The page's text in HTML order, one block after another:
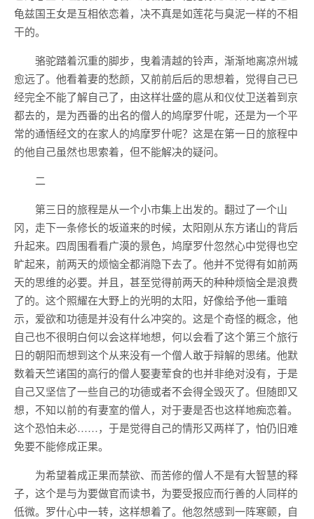
龟兹国王女是互相依恋着，决不真是如莲花与臭泥一样的不相
干的。
骆驼踏着沉重的脚步，曳着清越的铃声，渐渐地离凉州城
愈远了。他看着妻的愁颜，又前前后后的思想着，觉得自己已
经完全不能了解自己了，由这样壮盛的扈从和仪仗卫送着到京
都去的，是为西番的出名的僧人的鸠摩罗什呢，还是为一个平
常的通悟经文的在家人的鸠摩罗什呢？这是在第一日的旅程中
的他自己虽然也思索着，但不能解决的疑问。
二
第三日的旅程是从一个小市集上出发的。翻过了一个山
冈，走下一条修长的坂道来的时候，太阳刚从东方诸山的背后
升起来。四周围看看广漠的景色，鸠摩罗什忽然心中觉得也空
旷起来，前两天的烦恼全都消隐下去了。他并不觉得有如前两
天的思维的必要。并且，甚至觉得前两天的种种烦恼全是浪费
了的。这个照耀在大野上的光明的太阳，好像给予他一重暗
示，爱欲和功德是并没有什么冲突的。这是个奇怪的概念，他
自己也不很明白何以会这样地想，何以会看了这个第三个旅行
日的朝阳而想到这个从来没有一个僧人敢于辩解的思绪。他默
数着天竺诸国的高行的僧人娶妻荤食的也并非绝对没有，于是
自己又坚信了一些自己的功德或者不会得全毁灭了。但随即又
想，不知以前的有妻室的僧人，对于妻是否也这样地痴恋着。
这个恐怕未必……，于是觉得自己的情形又两样了，怕仍旧难
免要不能修成正果。
为希望着成正果而禁欲、而苦修的僧人不是有大智慧的释
子，这个是与为要做官而读书，为要受报应而行善的人同样的
低微。罗什心中一转，这样想着了。他忽然感到一阵寒颤，自